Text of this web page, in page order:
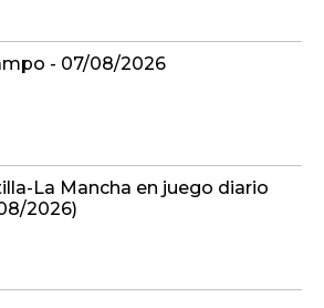
- 07/08/2026
La Mancha en juego diario
2026)